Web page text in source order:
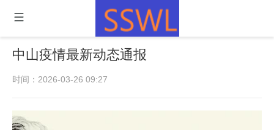
中山疫情最新动态通报
时间：2026-03-26 09:27